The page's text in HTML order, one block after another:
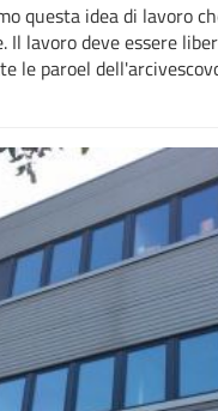
questa idea di lavoro
Il lavoro deve essere
le paroel